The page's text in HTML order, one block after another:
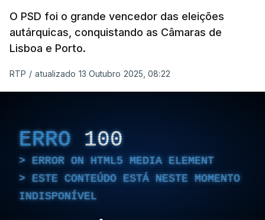
O PSD foi o grande vencedor das eleições
autárquicas, conquistando as Câmaras de
Lisboa e Porto.
RTP / atualizado 13 Outubro 2025, 08:22
ERRO 100
ERROR ON HTML5 MEDIA ELEMENT
ESTE CONTEÚDO ESTÁ NESTE MOMENTO
INDISPONÍVEL